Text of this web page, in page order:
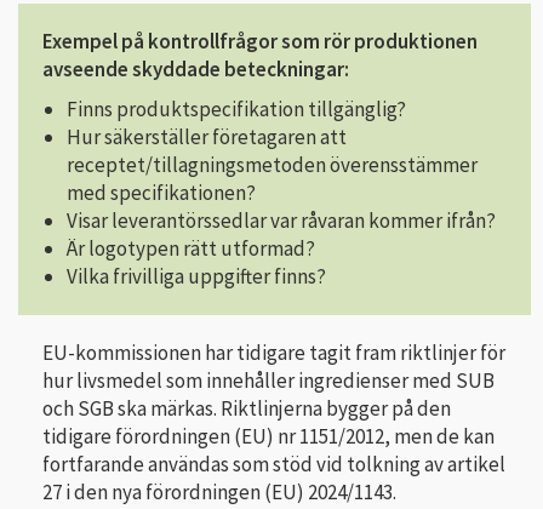
Exempel på kontrollfrågor som rör produktionen
avseende skyddade beteckningar:
Finns produktspecifikation tillgänglig?
Hur säkerställer företagaren att
receptet/tillagningsmetoden överensstämmer
med specifikationen?
Visar leverantörssedlar var råvaran kommer ifrån?
Är logotypen rätt utformad?
Vilka frivilliga uppgifter finns?
EU-kommissionen har tidigare tagit fram riktlinjer för
hur livsmedel som innehåller ingredienser med SUB
och SGB ska märkas. Riktlinjerna bygger på den
tidigare förordningen (EU) nr 1151/2012, men de kan
fortfarande användas som stöd vid tolkning av artikel
27 i den nya förordningen (EU) 2024/1143.